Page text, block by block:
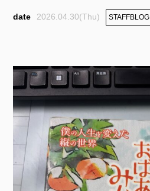
2026.04.30(Thu) STAFFBLOG